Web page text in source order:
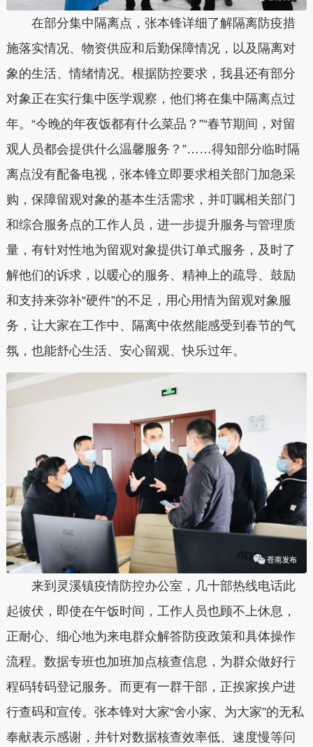
在部分集中隔离点，张本锋详细了解隔离防疫措
施落实情况、物资供应和后勤保障情况，以及隔离对
象的生活、情绪情况。根据防控要求，我县还有部分
对象正在实行集中医学观察，他们将在集中隔离点过
年。“今晚的年夜饭都有什么菜品？”“春节期间，对留
观人员都会提供什么温馨服务？”……得知部分临时隔
离点没有配备电视，张本锋立即要求相关部门加急采
购，保障留观对象的基本生活需求，并叮嘱相关部门
和综合服务点的工作人员，进一步提升服务与管理质
量，有针对性地为留观对象提供订单式服务，及时了
解他们的诉求，以暖心的服务、精神上的疏导、鼓励
和支持来弥补“硬件”的不足，用心用情为留观对象服
务，让大家在工作中、隔离中依然能感受到春节的气
氛，也能舒心生活、安心留观、快乐过年。
来到灵溪镇疫情防控办公室，几十部热线电话此
起彼伏，即使在午饭时间，工作人员也顾不上休息，
正耐心、细心地为来电群众解答防疫政策和具体操作
流程。数据专班也加班加点核查信息，为群众做好行
程码转码登记服务。而更有一群干部，正挨家挨户进
行查码和宣传。张本锋对大家“舍小家、为大家”的无私
奉献表示感谢，并针对数据核查效率低、速度慢等问